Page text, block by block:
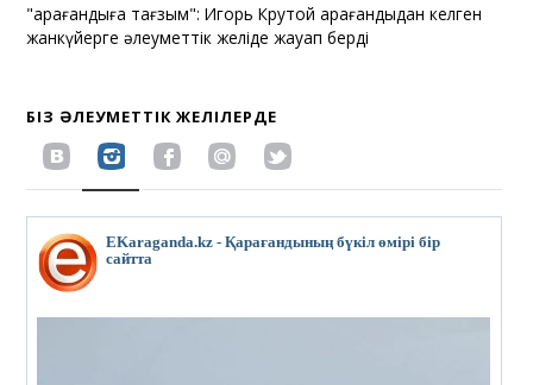
"Қарағандыға тағзым": Игорь Крутой Қарағандыдан келген
жанкүйерге әлеуметтік желіде жауап берді
БІЗ ӘЛЕУМЕТТІК ЖЕЛІЛЕРДЕ
EKaraganda.kz - Қарағандының бүкіл өмірі бір
сайтта